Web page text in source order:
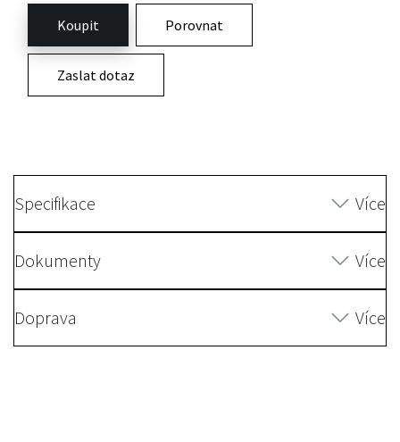
Koupit Porovnat
Zaslat dotaz
Specifikace Více
Dokumenty Více
Doprava Více